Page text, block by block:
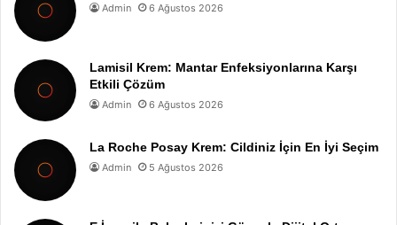
Admin 6 Ağustos 2026
Lamisil Krem: Mantar Enfeksiyonlarına Karşı
Etkili Çözüm
Admin 6 Ağustos 2026
La Roche Posay Krem: Cildiniz İçin En İyi Seçim
Admin 5 Ağustos 2026